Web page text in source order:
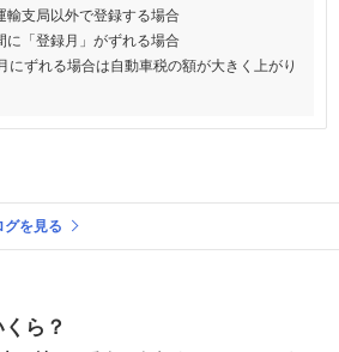
輸支局以外で登録する場合
に「登録月」がずれる場合
にずれる場合は自動車税の額が大きく上がり
グを見る
ら？